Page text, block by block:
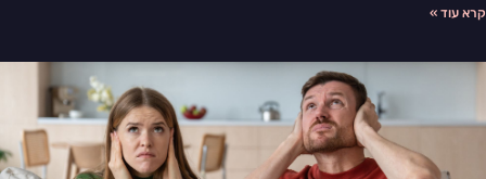
קרא עוד »